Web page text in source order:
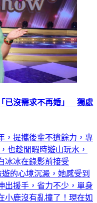
已沒需求不再婚」 獨處
提攜後輩不遺餘力，專
也趁閒暇時遊山玩水，
冰冰在錄影前接受
的心境沉澱，她感受到
出援手，省力不少，單身